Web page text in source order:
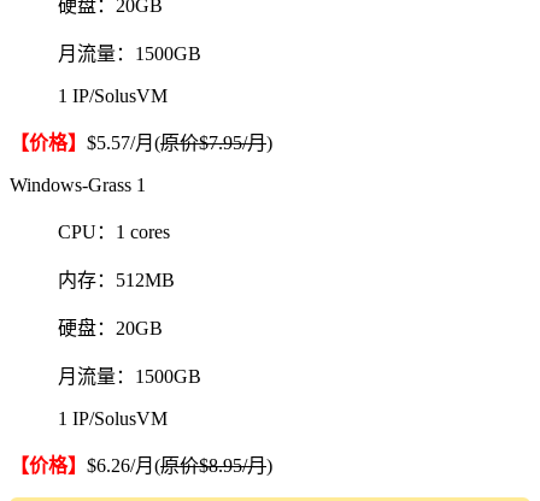
硬盘：20GB
月流量：1500GB
1 IP/SolusVM
【价格】 $5.57/月(原价$7.95/月)
Windows-Grass 1
CPU：1 cores
内存：512MB
硬盘：20GB
月流量：1500GB
1 IP/SolusVM
【价格】 $6.26/月(原价$8.95/月)